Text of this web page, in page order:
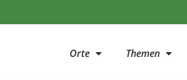
Orte Themen